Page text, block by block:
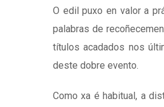
O edil puxo en valor a
palabras de
títulos acadados nos
deste dobre evento.
Como xa é habitual, a